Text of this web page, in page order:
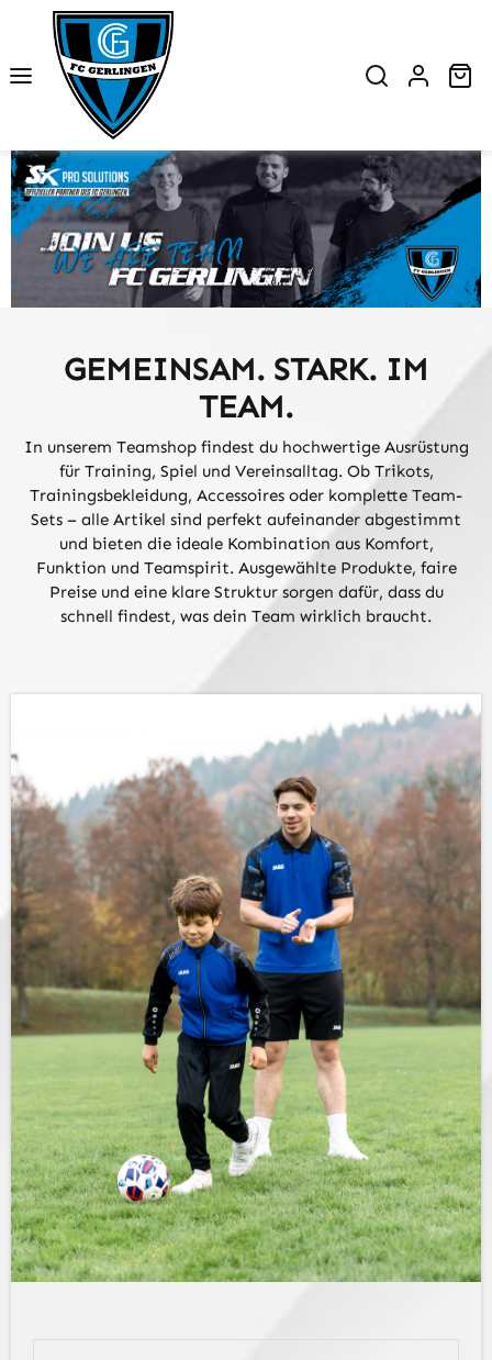
Zum Hauptinhalt springen
GEMEINSAM. STARK. IM
TEAM.
In unserem Teamshop findest du hochwertige Ausrüstung
für Training, Spiel und Vereinsalltag. Ob Trikots,
Trainingsbekleidung, Accessoires oder komplette Team-
Sets – alle Artikel sind perfekt aufeinander abgestimmt
und bieten die ideale Kombination aus Komfort,
Funktion und Teamspirit. Ausgewählte Produkte, faire
Preise und eine klare Struktur sorgen dafür, dass du
schnell findest, was dein Team wirklich braucht.